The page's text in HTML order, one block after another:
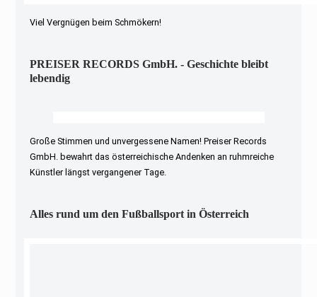
Viel Vergnügen beim Schmökern!
PREISER RECORDS GmbH. - Geschichte bleibt
lebendig
Große Stimmen und unvergessene Namen! Preiser Records
GmbH. bewahrt das österreichische Andenken an ruhmreiche
Künstler längst vergangener Tage.
Alles rund um den Fußballsport in Österreich